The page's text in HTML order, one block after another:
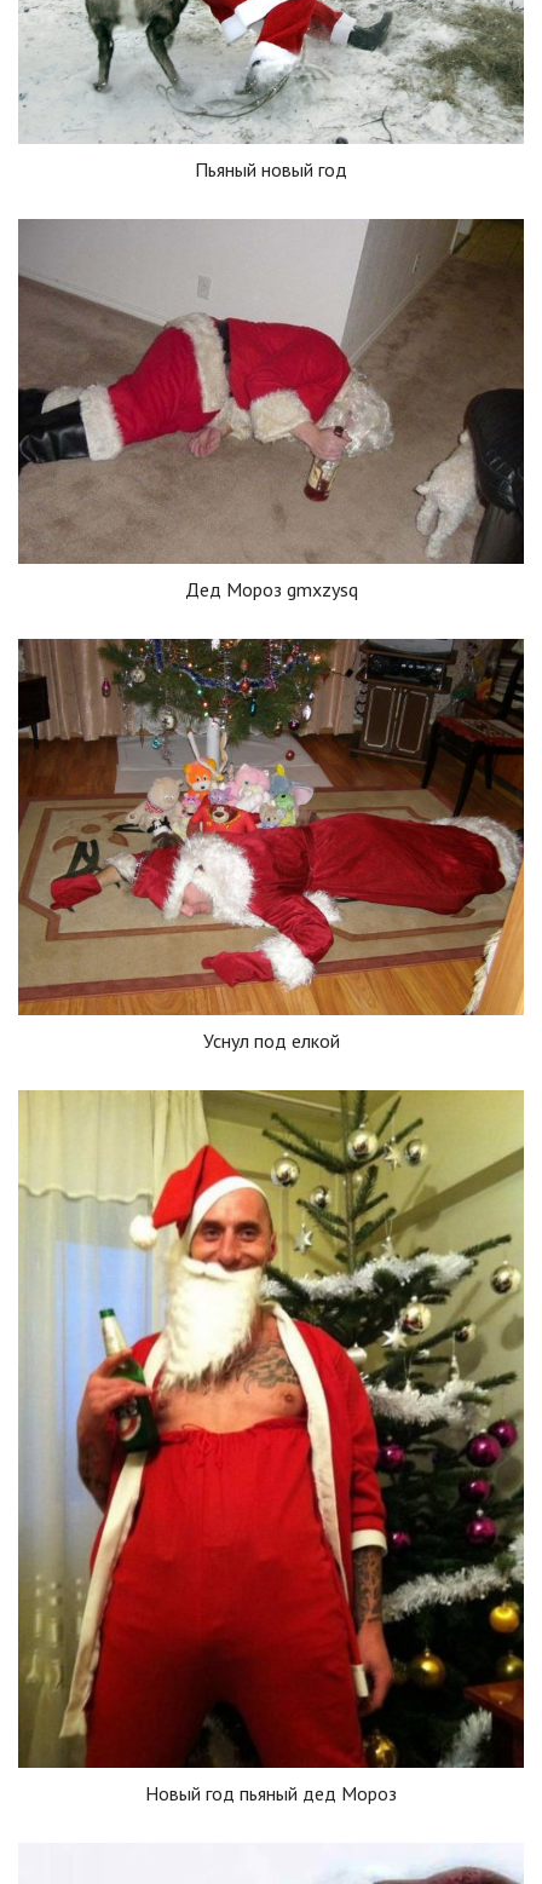
Пьяный новый год
Дед Мороз gmxzysq
Уснул под елкой
Новый год пьяный дед Мороз